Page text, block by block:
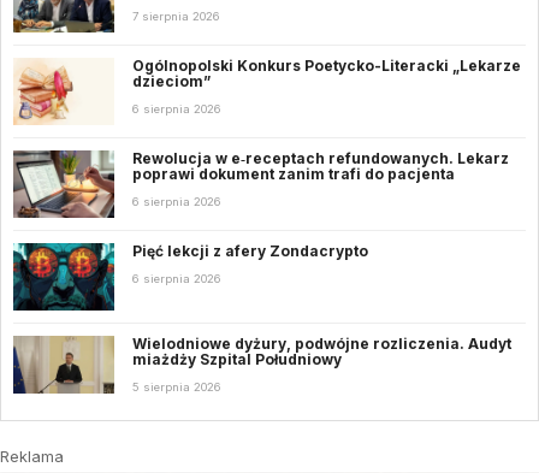
7 sierpnia 2026
Ogólnopolski Konkurs Poetycko-Literacki „Lekarze
dzieciom”
6 sierpnia 2026
Rewolucja w e‑receptach refundowanych. Lekarz
poprawi dokument zanim trafi do pacjenta
6 sierpnia 2026
Pięć lekcji z afery Zondacrypto
6 sierpnia 2026
Wielodniowe dyżury, podwójne rozliczenia. Audyt
miażdży Szpital Południowy
5 sierpnia 2026
Reklama